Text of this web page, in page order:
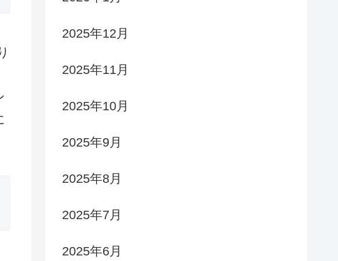
2025年12月
2025年11月
2025年10月
2025年9月
2025年8月
2025年7月
2025年6月